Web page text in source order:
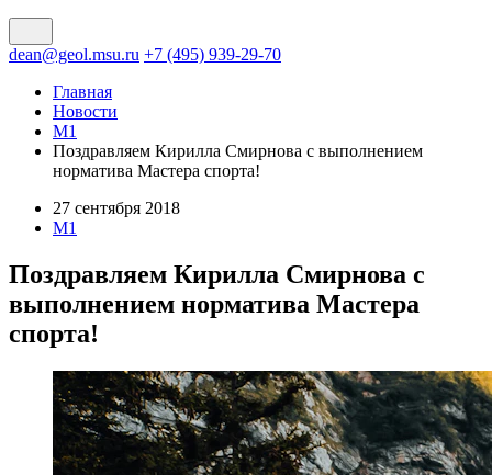
dean@geol.msu.ru +7 (495) 939-29-70
Главная
Новости
M1
Поздравляем Кирилла Смирнова с выполнением
норматива Мастера спорта!
27 сентября 2018
M1
Поздравляем Кирилла Смирнова с
выполнением норматива Мастера
спорта!